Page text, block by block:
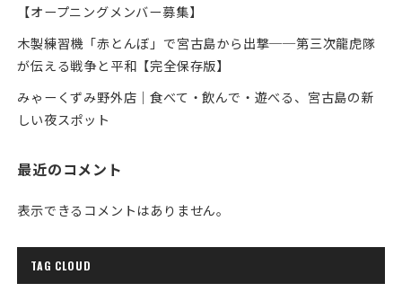
【オープニングメンバー募集】
木製練習機「赤とんぼ」で宮古島から出撃──第三次龍虎隊
が伝える戦争と平和【完全保存版】
みゃーくずみ野外店｜食べて・飲んで・遊べる、宮古島の新
しい夜スポット
最近のコメント
表示できるコメントはありません。
TAG CLOUD